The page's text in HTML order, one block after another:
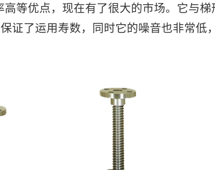
等优点，现在有了很大的市场。它与梯
证了运用寿数，同时它的噪音也非常低